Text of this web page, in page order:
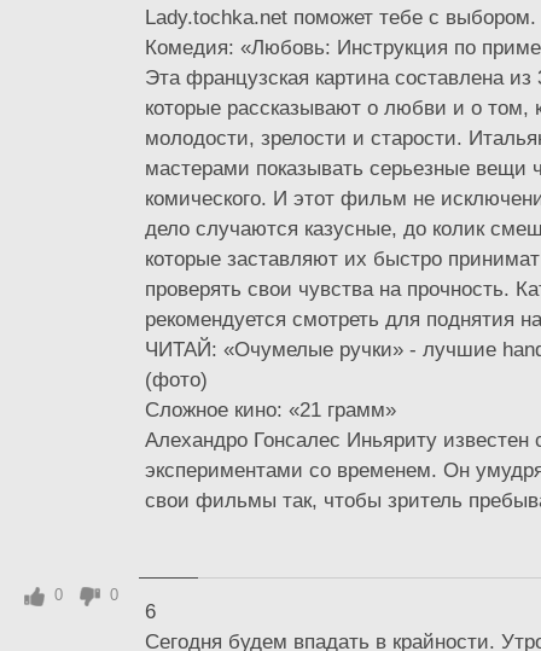
Lady.tochka.net поможет тебе с выбором.
Комедия: «Любовь: Инструкция по
Эта французская картина составлена из
которые рассказывают о любви и о том,
молодости, зрелости и старости.
мастерами показывать серьезные вещи
комического. И этот фильм не
дело случаются казусные, до колик
которые заставляют их быстро
проверять свои чувства на прочность.
рекомендуется смотреть для поднятия
ЧИТАЙ: «Очумелые ручки» - лучшие
(фото)
Сложное кино: «21 грамм»
Алехандро Гонсалес Иньяриту известен
экспериментами со временем. Он
свои фильмы так, чтобы зритель
6
Сегодня будем впадать в крайности.
0 0